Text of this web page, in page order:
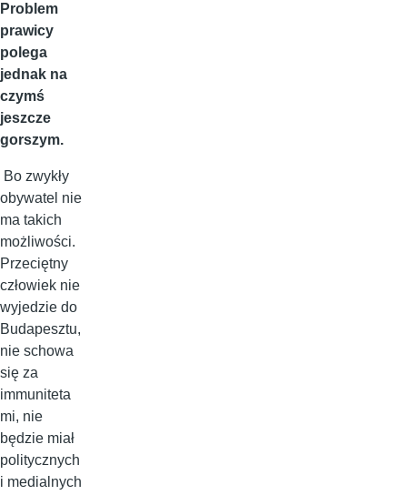
Problem
prawicy
polega
jednak na
czymś
jeszcze
gorszym.
Bo zwykły
obywatel nie
ma takich
możliwości.
Przeciętny
człowiek nie
wyjedzie do
Budapesztu,
nie schowa
się za
immuniteta
mi, nie
będzie miał
politycznych
i medialnych